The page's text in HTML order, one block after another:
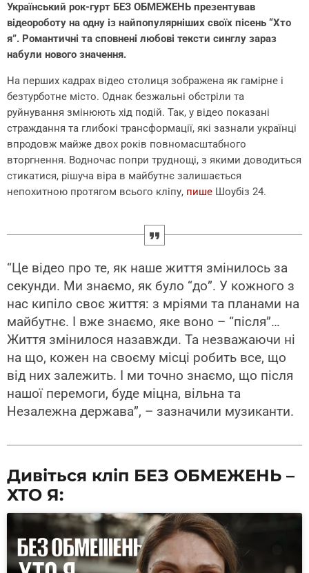
Український рок-гурт БЕЗ ОБМЕЖЕНЬ презентував
відеороботу на одну із найпопулярніших своїх пісень “Хто
я”. Романтичні та сповнені любові тексти синглу зараз
набули нового значення.
На перших кадрах відео столиця зображена як гамірне і
безтурботне місто. Однак безжальні обстріли та
руйнування змінюють хід подій. Так, у відео показані
страждання та глибокі трансформації, які зазнали українці
впродовж майже двох років повномасштабного
вторгнення. Водночас попри труднощі, з якими доводиться
стикатися, рішуча віра в майбутнє залишається
непохитною протягом всього кліпу, пише Шоубіз 24.
“Це відео про те, як наше життя змінилось за
секунди. Ми знаємо, як було “до”. У кожного з
нас кипіло своє життя: з мріями та планами на
майбутнє. І вже знаємо, яке воно – “після”…
Життя змінилося назавжди. Та незважаючи ні
на що, кожен на своєму місці робить все, що
від них залежить. І ми точно знаємо, що після
нашої перемоги, буде міцна, вільна та
Незалежна держава”, – зазначили музиканти.
Дивіться кліп БЕЗ ОБМЕЖЕНЬ –
ХТО Я: